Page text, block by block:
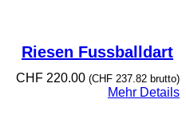
Riesen Fussballdart
CHF220.00 (CHF237.82brutto)
Mehr Details